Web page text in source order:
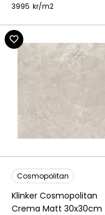
3995 kr/m2
Cosmopolitan
Klinker Cosmopolitan
Crema Matt 30x30cm